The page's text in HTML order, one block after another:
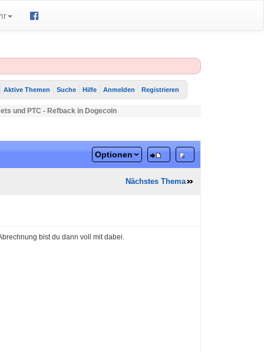
Aktive Themen Suche Hilfe Anmelden Registrieren
und PTC - Refback in Dogecoin
Optionen
Nächstes Thema
bist du dann voll mit dabei.